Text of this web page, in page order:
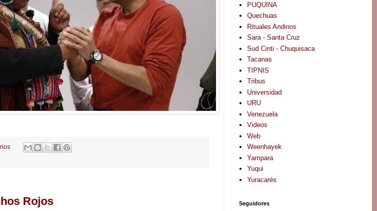
Rojos
PUQUINA
Quechuas
Rituales Andinos
Sara - Santa Cruz
Sud Cinti - Chuquisaca
Tacanas
TIPNIS
Tribus
Universidad
URU
Venezuela
Videos
Web
Weenhayek
Yampara
Yuqui
Yuracarés
Seguidores